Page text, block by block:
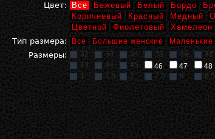
Цвет: Все Бежевый Белый Бордо
Коричневый
Красный Медный
Цветной
Фиолетовый Хамелеон
Тип размера:
Все Большие женские Маленькие
Размеры: 32 33 34 35 36 37
43
44 45 46 47 48
1
1,5 2 2,5 8 8,5